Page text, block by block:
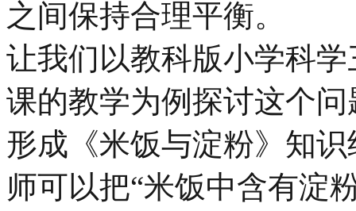
之间保持合理平衡。
让我们以教科版小学科
课的教学为例探讨这个问
形成《米饭与淀粉》知
师可以把“米饭中含有淀